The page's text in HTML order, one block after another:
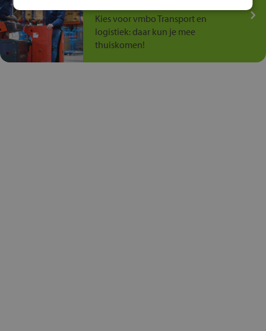
Kies voor vmbo Transport en
logistiek: daar kun je mee
thuiskomen!